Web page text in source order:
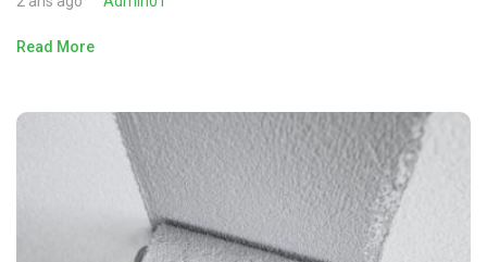
Read More